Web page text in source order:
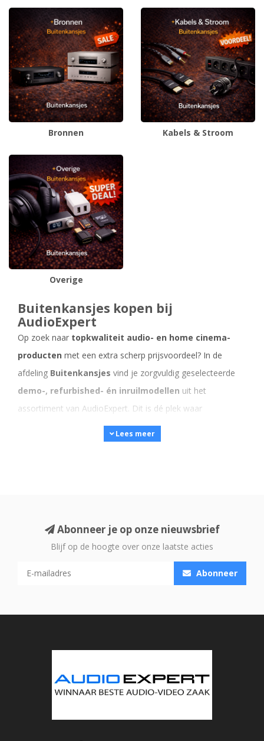
Bronnen Kabels & Stroom
Overige
Buitenkansjes kopen bij
AudioExpert
Op zoek naar topkwaliteit audio- en home cinema-
producten met een extra scherp prijsvoordeel? In de
afdeling Buitenkansjes vind je zorgvuldig geselecteerde
demo-, refurbished- én inruilmodellen uit het
assortiment van AudioExpert. Dit is dé plek waar
hoogwaardige techniek, duurzaamheid en aantrekkelijke
een lagere prijs dan nieuw.
Wat zijn Buitenkansjes?
Buitenkansjes bestaan uit producten die niet meer als
Refurbished productendie professioneel zijn
Lees meer
Abonneer je op onze nieuwsbrief
Blijf op de hoogte over onze laatste acties
Abonneer